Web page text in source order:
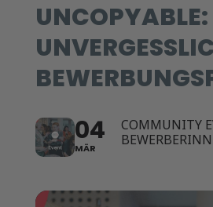
UNCOPYABLE:
04
MÄR
COMMUNITY